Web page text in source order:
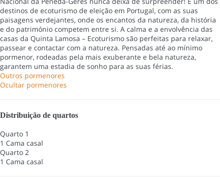
destinos de ecoturismo de eleição em Portugal, com as suas
paisagens verdejantes, onde os encantos da natureza, da história
e do património competem entre si. A calma e a envolvência das
casas da Quinta Lamosa – Ecoturismo são perfeitas para relaxar,
passear e contactar com a natureza. Pensadas até ao mínimo
pormenor, rodeadas pela mais exuberante e bela natureza,
garantem uma estadia de sonho para as suas férias.
Outros pormenores
Ocultar pormenores
Distribuição de quartos
Quarto 1
1 Cama casal
Quarto 2
1 Cama casal